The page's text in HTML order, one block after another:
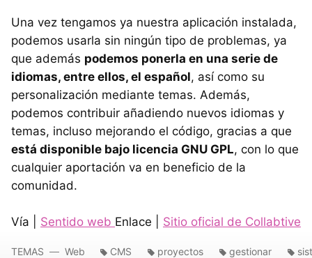
Una vez tengamos ya nuestra aplicación instalada,
podemos usarla sin ningún tipo de problemas, ya
que además podemos ponerla en una serie de
idiomas, entre ellos, el español, así como su
personalización mediante temas. Además,
podemos contribuir añadiendo nuevos idiomas y
temas, incluso mejorando el código, gracias a que
está disponible bajo licencia GNU GPL, con lo que
cualquier aportación va en beneficio de la
comunidad.
Vía | Sentido web Enlace | Sitio oficial de Collabtive
TEMAS Web CMS proyectos gestionar